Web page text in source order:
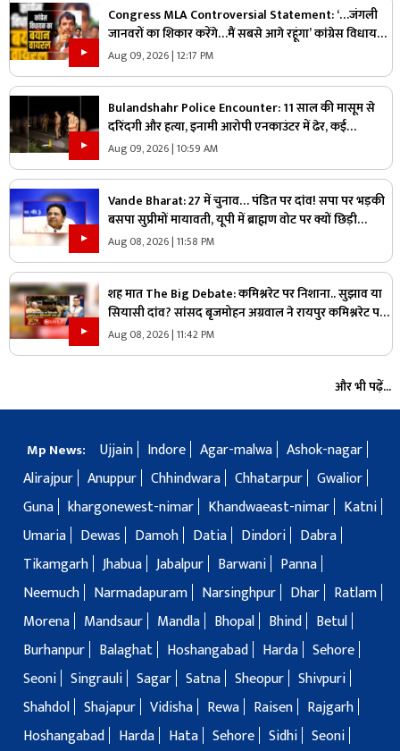
Congress MLA Controversial Statement: ‘…जंगली
जानवरों का शिकार करेंगे…मैं सबसे आगे रहूंगा’ कांग्रेस विधायक
ने दिया विवादित बयान, वायरल हो रहा वीडियो
Aug 09, 2026 | 12:17 PM
Bulandshahr Police Encounter: 11 साल की मासूम से
दरिंदगी और हत्या, इनामी आरोपी एनकाउंटर में ढेर, कई
पुलिसकर्मी भी घायल
Aug 09, 2026 | 10:59 AM
Vande Bharat: 27 में चुनाव… पंडित पर दांव! सपा पर भड़की
बसपा सुप्रीमों मायावती, यूपी में ब्राह्मण वोट पर क्यों छिड़ी
महाभारत?
Aug 08, 2026 | 11:58 PM
शह मात The Big Debate: कमिश्नरेट पर निशाना.. सुझाव या
सियासी दांव? सांसद बृजमोहन अग्रवाल ने रायपुर कमिश्नरेट पर
उठाए सवाल, क्या वाकई में सिस्टम में सुधार की है जरूरत
Aug 08, 2026 | 11:42 PM
और भी पढ़ें...
Mp News: Ujjain Indore Agar-malwa Ashok-nagar
Alirajpur Anuppur Chhindwara Chhatarpur Gwalior
Guna khargonewest-nimar Khandwaeast-nimar
Katni
Umaria
Dewas Damoh Datia Dindori
Dabra
Tikamgarh Jhabua Jabalpur Barwani
Panna
Neemuch
Narmadapuram Narsinghpur Dhar
Ratlam
Morena
Mandsaur Mandla Bhopal Bhind
Betul
Burhanpur
Balaghat Hoshangabad Harda Sehore
Seoni Singrauli Sagar Satna Sheopur Shivpuri
Shahdol Shajapur Vidisha Rewa Raisen
Rajgarh
Hoshangabad
Harda Hata Sehore Sidhi Seoni